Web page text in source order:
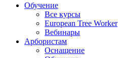
Обучение
Все курсы
European Tree Worker
Вебинары
Арбористам
Оснащение